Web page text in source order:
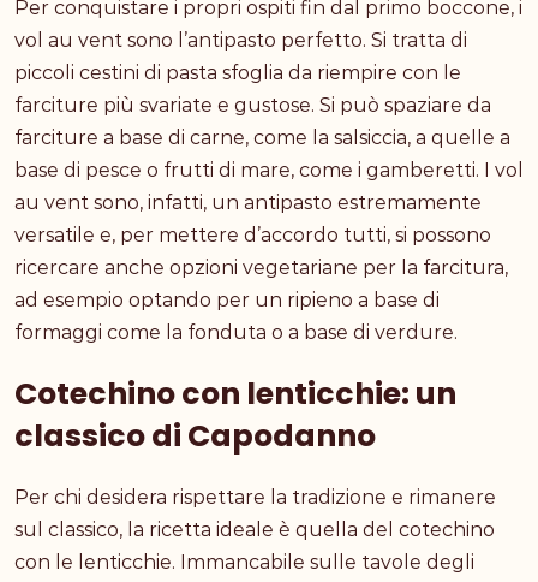
Per conquistare i propri ospiti fin dal primo boccone, i
vol au vent sono l’antipasto perfetto. Si tratta di
piccoli cestini di pasta sfoglia da riempire con le
farciture più svariate e gustose. Si può spaziare da
farciture a base di carne, come la salsiccia, a quelle a
base di pesce o frutti di mare, come i gamberetti. I vol
au vent sono, infatti, un antipasto estremamente
versatile e, per mettere d’accordo tutti, si possono
ricercare anche opzioni vegetariane per la farcitura,
ad esempio optando per un ripieno a base di
formaggi come la fonduta o a base di verdure.
Cotechino con lenticchie: un
classico di Capodanno
Per chi desidera rispettare la tradizione e rimanere
sul classico, la ricetta ideale è quella del cotechino
con le lenticchie. Immancabile sulle tavole degli